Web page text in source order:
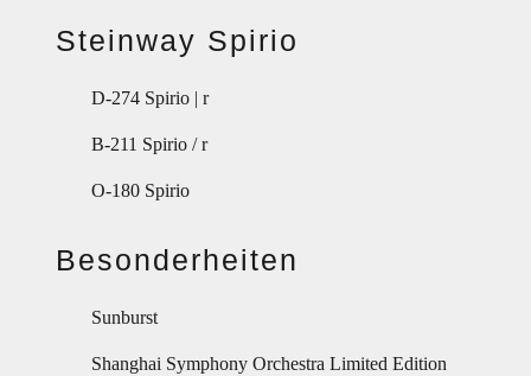
Steinway Spirio
D-274 Spirio | r
B-211 Spirio / r
O-180 Spirio
Besonderheiten
Sunburst
Shanghai Symphony Orchestra Limited Edition